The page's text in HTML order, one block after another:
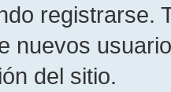
registrarse.
nuevos
del sitio.